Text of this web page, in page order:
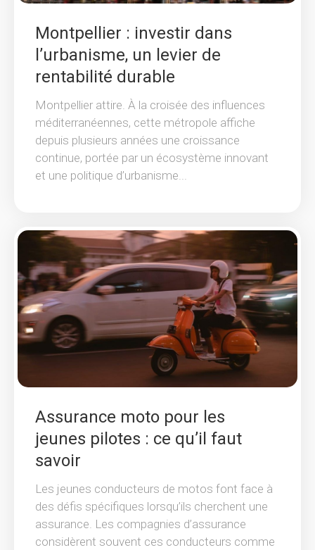
Montpellier : investir dans
l’urbanisme, un levier de
rentabilité durable
Montpellier attire. À la croisée des influences
méditerranéennes, cette métropole affiche
depuis plusieurs années une croissance
continue, portée par un écosystème innovant
et une politique d’urbanisme...
Assurance moto pour les
jeunes pilotes : ce qu’il faut
savoir
Les jeunes conducteurs de motos font face à
des défis spécifiques lorsqu’ils cherchent une
assurance. Les compagnies d’assurance
considèrent souvent ces conducteurs comme